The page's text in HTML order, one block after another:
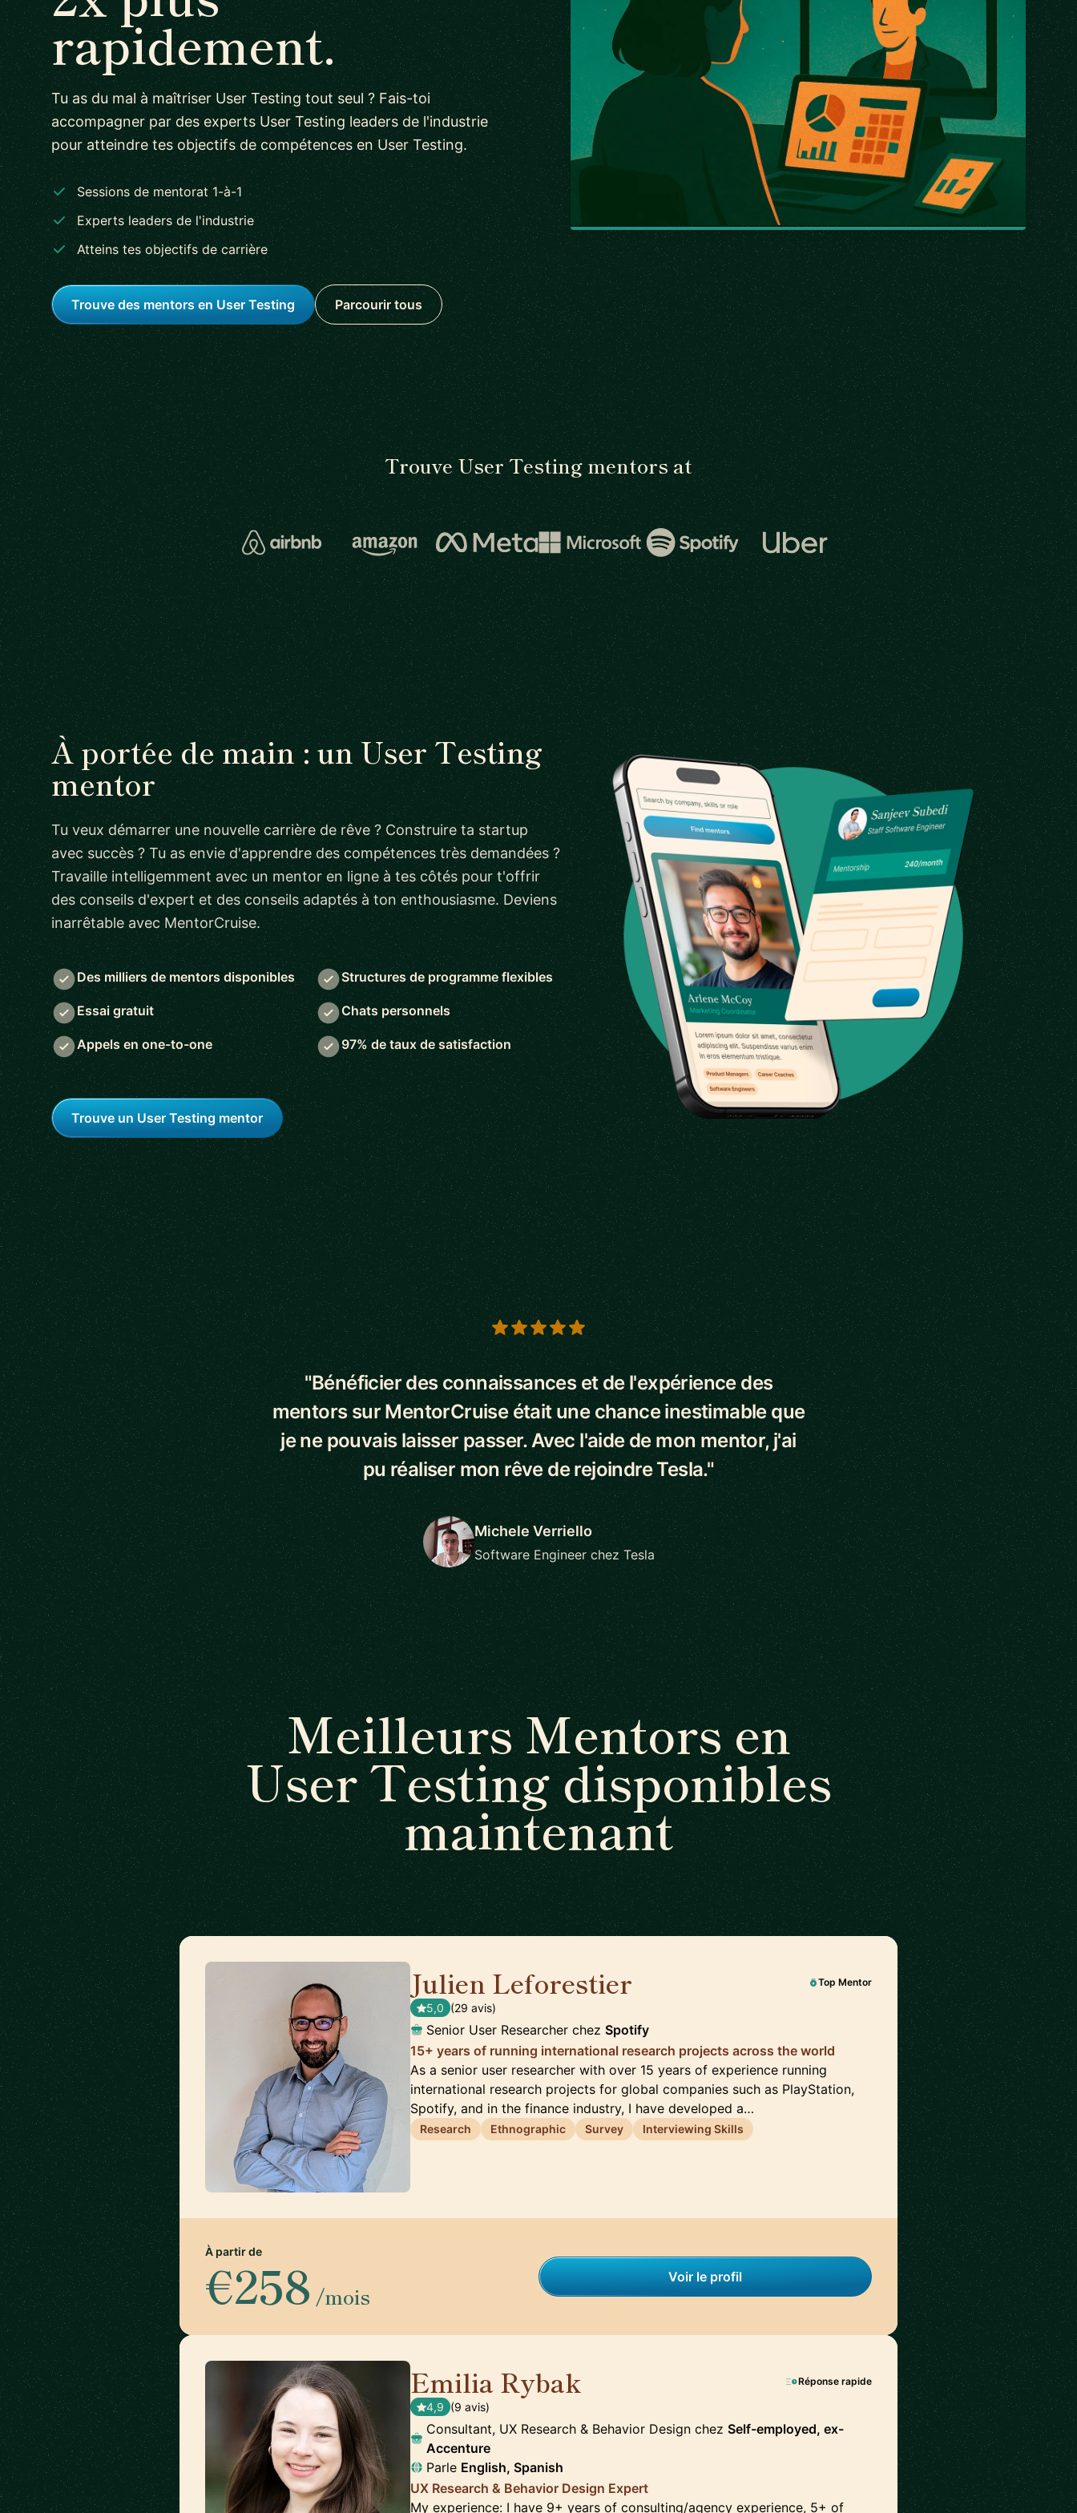
rapidement.
Tu as du mal à maîtriser User Testing tout seul ? Fais-toi
accompagner par des experts User Testing leaders de l'industrie
pour atteindre tes objectifs de compétences en User Testing.
Sessions de mentorat 1-à-1
Experts leaders de l'industrie
Atteins tes objectifs de carrière
Trouve des mentors en User Testing Parcourir tous
Trouve User Testing mentors at
À portée de main : un User Testing
mentor
Tu veux démarrer une nouvelle carrière de rêve ? Construire ta startup
avec succès ? Tu as envie d'apprendre des compétences très demandées ?
Travaille intelligemment avec un mentor en ligne à tes côtés pour t'offrir
des conseils d'expert et des conseils adaptés à ton enthousiasme. Deviens
inarrêtable avec MentorCruise.
Des milliers de mentors disponibles Structures de programme flexibles
Essai gratuit Chats personnels
Appels en one-to-one 97% de taux de satisfaction
Trouve un User Testing mentor
5 out of 5 stars
"Bénéficier des connaissances et de l'expérience des
mentors sur MentorCruise était une chance inestimable que
je ne pouvais laisser passer. Avec l'aide de mon mentor, j'ai
pu réaliser mon rêve de rejoindre Tesla."
Michele Verriello
Software Engineer chez Tesla
Meilleurs Mentors en
User Testing disponibles
maintenant
Julien Leforestier Top Mentor
5,0 (29 avis)
Senior User Researcher chez Spotify
15+ years of running international research projects across the world
As a senior user researcher with over 15 years of experience running
international research projects for global companies such as PlayStation,
Spotify, and in the finance industry, I have developed a…
Research Ethnographic Survey Interviewing Skills
À partir de
€258 /mois
Voir le profil
Emilia Rybak Réponse rapide
4,9 (9 avis)
Consultant, UX Research & Behavior Design chez Self-employed, ex-
Accenture
Parle English, Spanish
UX Research & Behavior Design Expert
My experience: I have 9+ years of consulting/agency experience, 5+ of